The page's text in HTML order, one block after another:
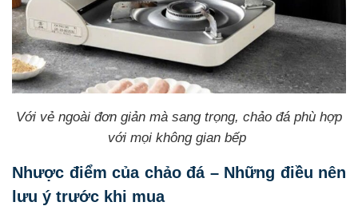
Với vẻ ngoài đơn giản mà sang trọng, chảo đá phù hợp
với mọi không gian bếp
Nhược điểm của chảo đá – Những điều nên
lưu ý trước khi mua